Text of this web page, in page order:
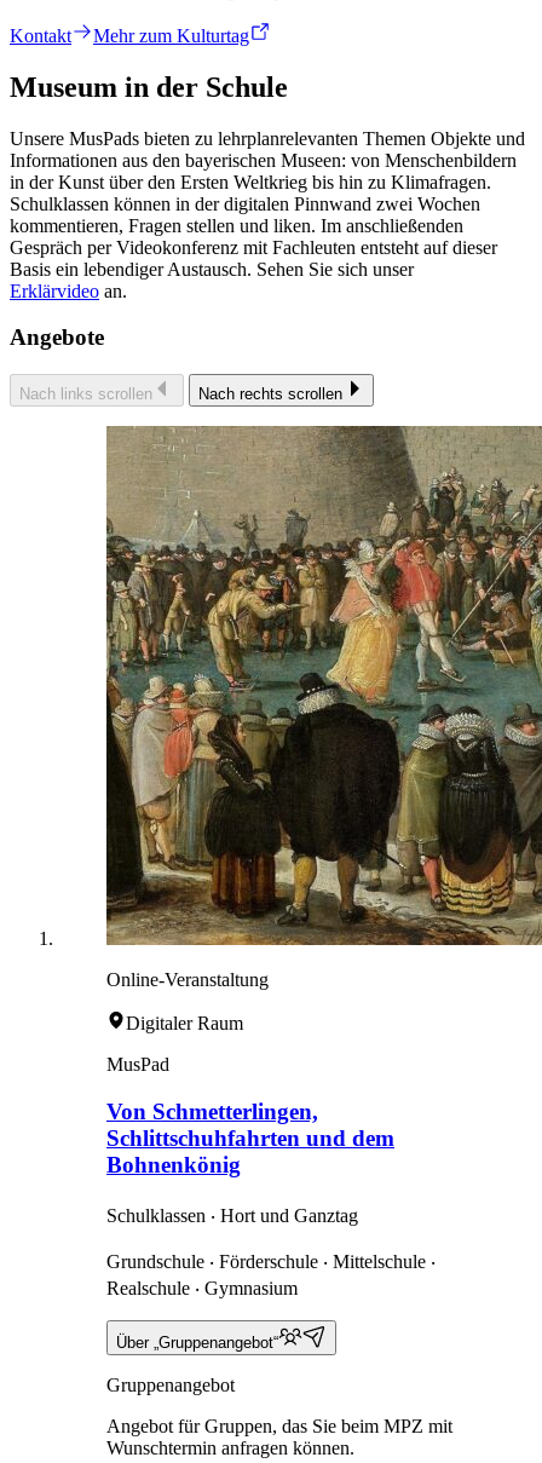
Kontakt Mehr zum Kulturtag
Museum in der Schule
Unsere MusPads bieten zu lehrplanrelevanten Themen Objekte und
Informationen aus den bayerischen Museen: von Menschenbildern
in der Kunst über den Ersten Weltkrieg bis hin zu Klimafragen.
Schulklassen können in der digitalen Pinnwand zwei Wochen
kommentieren, Fragen stellen und liken. Im anschließenden
Gespräch per Videokonferenz mit Fachleuten entsteht auf dieser
Basis ein lebendiger Austausch. Sehen Sie sich unser
Erklärvideo an.
Angebote
Nach links scrollen Nach rechts scrollen
Online-Veranstaltung
Digitaler Raum
MusPad
Von Schmetterlingen,
Schlittschuhfahrten und dem
Bohnenkönig
Schulklassen ‧ Hort und Ganztag
Grundschule ‧ Förderschule ‧ Mittelschule ‧
Realschule ‧ Gymnasium
Über „Gruppenangebot“
Gruppenangebot
Angebot für Gruppen, das Sie beim MPZ mit
Wunschtermin anfragen können.